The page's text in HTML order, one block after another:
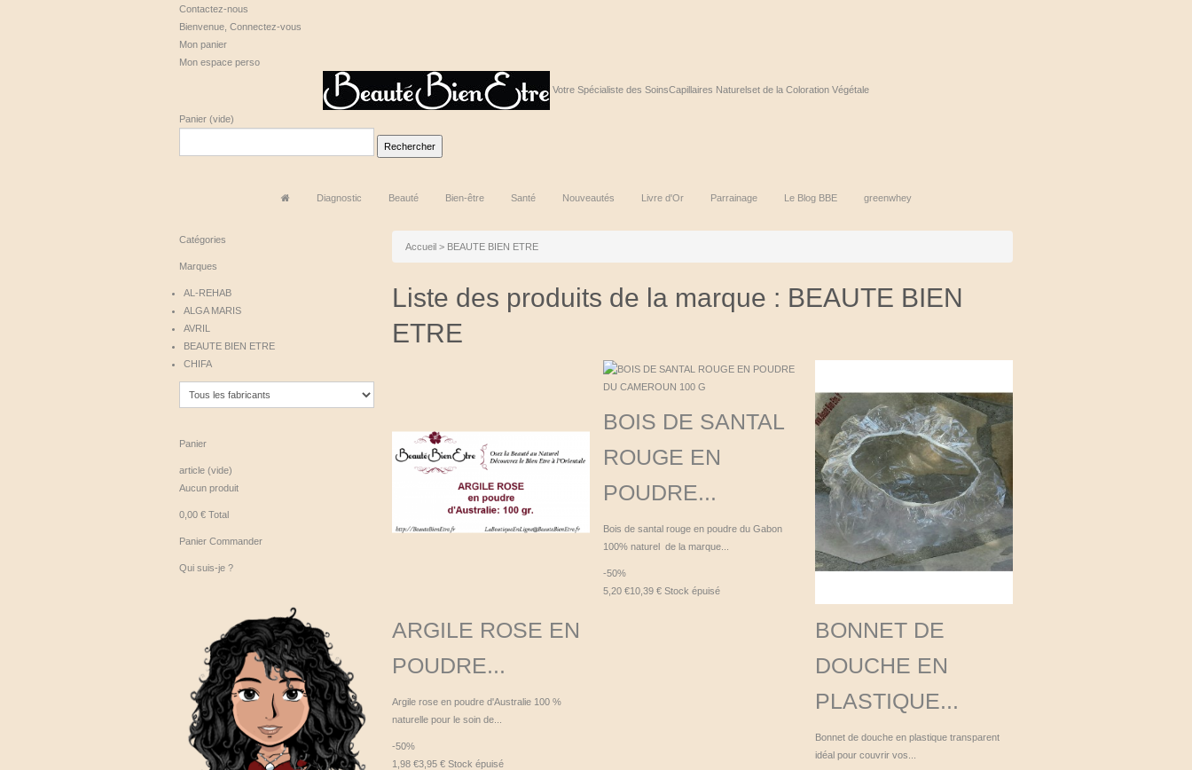
Contactez-nous
Bienvenue, Connectez-vous
Mon panier
Mon espace perso
Votre Spécialiste des SoinsCapillaires Naturelset de la Coloration Végétale
Panier (vide)
Diagnostic Beauté Bien-être Santé Nouveautés Livre d'Or Parrainage Le Blog BBE greenwhey
Catégories
Marques
AL-REHAB
ALGA MARIS
AVRIL
BEAUTE BIEN ETRE
CHIFA
Panier
article (vide)
Aucun produit
0,00 € Total
Panier Commander
Qui suis-je ?
Accueil > BEAUTE BIEN ETRE
Liste des produits de la marque : BEAUTE BIEN
ETRE
ARGILE ROSE EN
POUDRE...
Argile rose en poudre d'Australie 100 %
naturelle pour le soin de...
-50%
1,98 €3,95 € Stock épuisé
BOIS DE SANTAL
ROUGE EN
POUDRE...
Bois de santal rouge en poudre du Gabon
100% naturel de la marque...
-50%
5,20 €10,39 € Stock épuisé
BONNET DE
DOUCHE EN
PLASTIQUE...
Bonnet de douche en plastique transparent
idéal pour couvrir vos...